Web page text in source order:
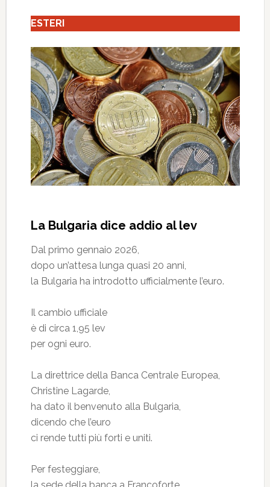
ESTERI
La Bulgaria dice addio al lev
Dal primo gennaio 2026,
dopo un’attesa lunga quasi 20 anni,
la Bulgaria ha introdotto ufficialmente l’euro.
Il cambio ufficiale
è di circa 1,95 lev
per ogni euro.
La direttrice della Banca Centrale Europea,
Christine Lagarde,
ha dato il benvenuto alla Bulgaria,
dicendo che l’euro
ci rende tutti più forti e uniti.
Per festeggiare,